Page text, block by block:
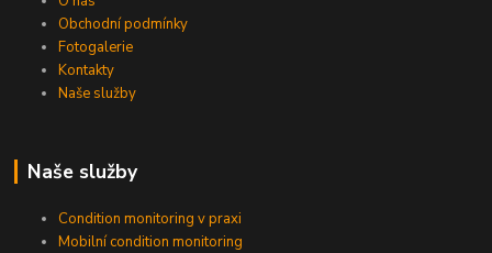
Obchodní podmínky
Fotogalerie
Kontakty
Naše služby
Naše služby
Condition monitoring v praxi
Mobilní condition monitoring